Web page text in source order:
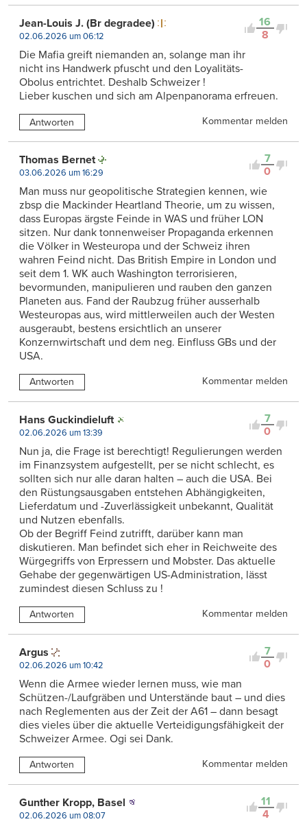
16
8
Jean-Louis J. (Br degradee)
02.06.2026 um 06:12
Die Mafia greift niemanden an, solange man ihr
nicht ins Handwerk pfuscht und den Loyalitäts-
Obolus entrichtet. Deshalb Schweizer !
Lieber kuschen und sich am Alpenpanorama erfreuen.
Antworten Kommentar melden
7
0
Thomas Bernet
03.06.2026 um 16:29
Man muss nur geopolitische Strategien kennen, wie
zbsp die Mackinder Heartland Theorie, um zu wissen,
dass Europas ärgste Feinde in WAS und früher LON
sitzen. Nur dank tonnenweiser Propaganda erkennen
die Völker in Westeuropa und der Schweiz ihren
wahren Feind nicht. Das British Empire in London und
seit dem 1. WK auch Washington terrorisieren,
bevormunden, manipulieren und rauben den ganzen
Planeten aus. Fand der Raubzug früher ausserhalb
Westeuropas aus, wird mittlerweilen auch der Westen
ausgeraubt, bestens ersichtlich an unserer
Konzernwirtschaft und dem neg. Einfluss GBs und der
USA.
Antworten Kommentar melden
7
0
Hans Guckindieluft
02.06.2026 um 13:39
Nun ja, die Frage ist berechtigt! Regulierungen werden
im Finanzsystem aufgestellt, per se nicht schlecht, es
sollten sich nur alle daran halten – auch die USA. Bei
den Rüstungsausgaben entstehen Abhängigkeiten,
Lieferdatum und -Zuverlässigkeit unbekannt, Qualität
und Nutzen ebenfalls.
Ob der Begriff Feind zutrifft, darüber kann man
diskutieren. Man befindet sich eher in Reichweite des
Würgegriffs von Erpressern und Mobster. Das aktuelle
Gehabe der gegenwärtigen US-Administration, lässt
zumindest diesen Schluss zu !
Antworten Kommentar melden
7
0
Argus
02.06.2026 um 10:42
Wenn die Armee wieder lernen muss, wie man
Schützen-/Laufgräben und Unterstände baut – und dies
nach Reglementen aus der Zeit der A61 – dann besagt
dies vieles über die aktuelle Verteidigungsfähigkeit der
Schweizer Armee. Ogi sei Dank.
Antworten Kommentar melden
11
4
Gunther Kropp, Basel
02.06.2026 um 08:07